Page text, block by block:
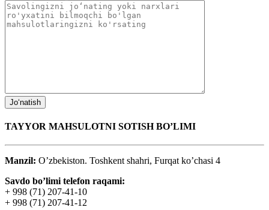
TAYYOR MAHSULOTNI SOTISH BO’LIMI
Manzil: O’zbekiston. Toshkent shahri, Furqat ko’chasi 4
Savdo bo’limi telefon raqami:
+ 998 (71) 207-41-10
+ 998 (71) 207-41-12